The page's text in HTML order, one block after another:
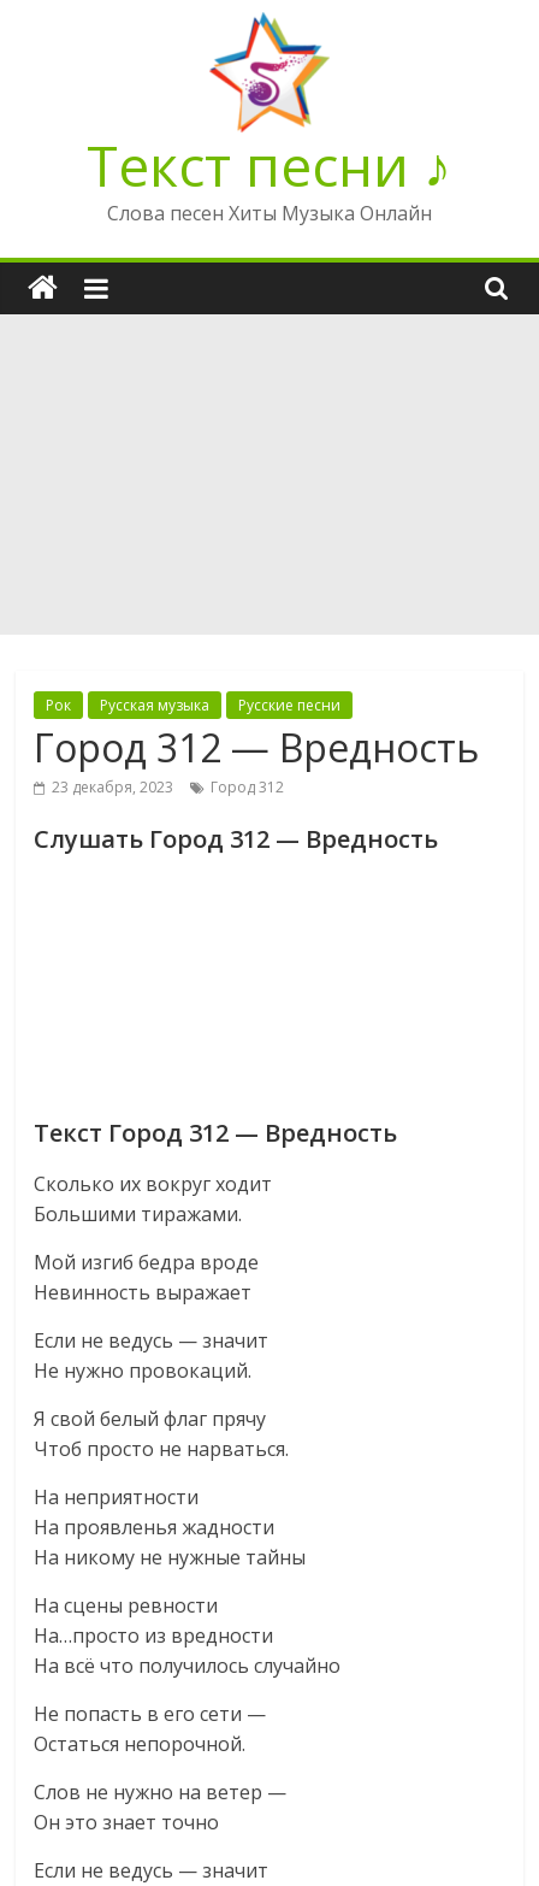
Текст песни ♪
Слова песен Хиты Музыка Онлайн
Рок Русская музыка Русские песни
Город 312 — Вредность
23 декабря, 2023 Город 312
Слушать Город 312 — Вредность
Текст Город 312 — Вредность
Сколько их вокруг ходит
Большими тиражами.
Мой изгиб бедра вроде
Невинность выражает
Если не ведусь — значит
Не нужно провокаций.
Я свой белый флаг прячу
Чтоб просто не нарваться.
На неприятности
На проявленья жадности
На никому не нужные тайны
На сцены ревности
На…просто из вредности
На всё что получилось случайно
Не попасть в его сети —
Остаться непорочной.
Слов не нужно на ветер —
Он это знает точно
Если не ведусь — значит